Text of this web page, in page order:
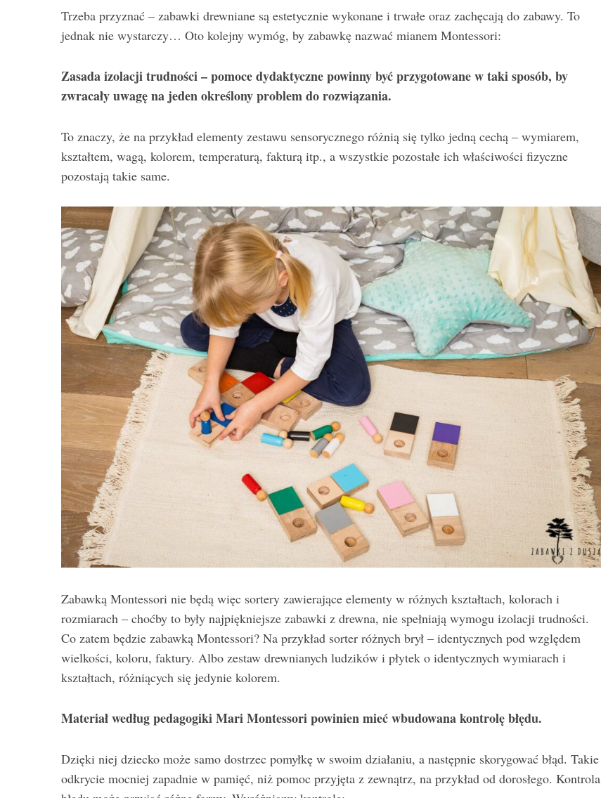
Trzeba przyznać – zabawki drewniane są estetycznie wykonane i trwałe oraz zachęcają do zabawy. To
jednak nie wystarczy… Oto kolejny wymóg, by zabawkę nazwać mianem Montessori:
Zasada izolacji trudności – pomoce dydaktyczne powinny być przygotowane w taki sposób, by
zwracały uwagę na jeden określony problem do rozwiązania.
To znaczy, że na przykład elementy zestawu sensorycznego różnią się tylko jedną cechą – wymiarem,
kształtem, wagą, kolorem, temperaturą, fakturą itp., a wszystkie pozostałe ich właściwości fizyczne
pozostają takie same.
Zabawką Montessori nie będą więc sortery zawierające elementy w różnych kształtach, kolorach i
rozmiarach – choćby to były najpiękniejsze zabawki z drewna, nie spełniają wymogu izolacji trudności.
Co zatem będzie zabawką Montessori? Na przykład sorter różnych brył – identycznych pod względem
wielkości, koloru, faktury. Albo zestaw drewnianych ludzików i płytek o identycznych wymiarach i
kształtach, różniących się jedynie kolorem.
Materiał według pedagogiki Mari Montessori powinien mieć wbudowana kontrolę błędu.
Dzięki niej dziecko może samo dostrzec pomyłkę w swoim działaniu, a następnie skorygować błąd. Takie
odkrycie mocniej zapadnie w pamięć, niż pomoc przyjęta z zewnątrz, na przykład od dorosłego. Kontrola